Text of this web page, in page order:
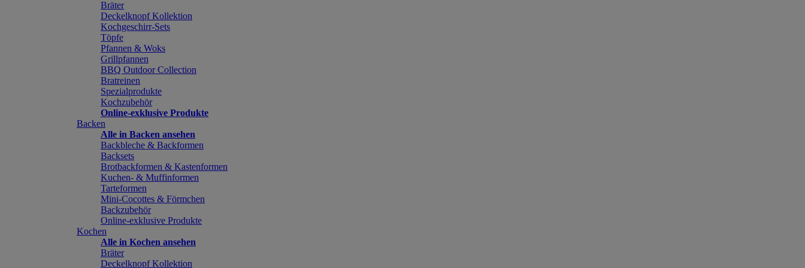
Bräter
Deckelknopf Kollektion
Kochgeschirr-Sets
Töpfe
Pfannen & Woks
Grillpfannen
BBQ Outdoor Collection
Bratreinen
Spezialprodukte
Kochzubehör
Online-exklusive Produkte
Backen
Alle in Backen ansehen
Backbleche & Backformen
Backsets
Brotbackformen & Kastenformen
Kuchen- & Muffinformen
Tarteformen
Mini-Cocottes & Förmchen
Backzubehör
Online-exklusive Produkte
Kochen
Alle in Kochen ansehen
Bräter
Deckelknopf Kollektion